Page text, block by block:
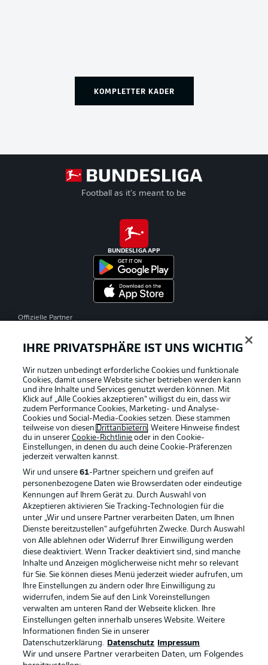
KOMPLETTER KADER
Football as it's meant to be
BUNDESLIGA APP
Offizielle Partner
Rechtliche Hinweise Voreinstellungen verwalten
Datenschutz Nutzungsbedingungen
Kontakt Jobs
Impressum Partner
Spieler Liveticker
AGB
IHRE PRIVATSPHÄRE IST UNS WICHTIG
Wir nutzen unbedingt erforderliche Cookies und funktionale
Cookies, damit unsere Website sicher betrieben werden kann
und ihre Inhalte und Services genutzt werden können. Mit
Klick auf „Alle Cookies akzeptieren“ willigst du ein, dass wir
zudem Performance Cookies, Marketing- und Analyse-
Cookies und Social-Media-Cookies setzen. Diese stammen
teilweise von diesen Drittanbietern. Weitere Hinweise findest
du in unsererCookie-Richtlinie oder in den Cookie-
Einstellungen, in denen du auch deine Cookie-Präferenzen
jederzeit verwalten kannst.
Wir und unsere61-Partner speichern und greifen auf
personenbezogene Daten wie Browserdaten oder eindeutige
Kennungen auf Ihrem Gerät zu. Durch Auswahl von
Akzeptieren aktivieren Sie Tracking-Technologien für die
unter „Wir und unsere Partner verarbeiten Daten, um Ihnen
Dienste bereitzustellen“ aufgeführten Zwecke. Durch Auswahl
von Alle ablehnen oder Widerruf Ihrer Einwilligung werden
diese deaktiviert. Wenn Tracker deaktiviert sind, sind manche
Inhalte und Anzeigen möglicherweise nicht mehr so relevant
für Sie. Sie können dieses Menü jederzeit wieder aufrufen, um
Ihre Einstellungen zu ändern oder Ihre Einwilligung zu
widerrufen, indem Sie auf den Link Voreinstellungen
verwalten am unteren Rand der Webseite klicken. Ihre
Einstellungen gelten innerhalb unseres Website. Weitere
Informationen finden Sie in unserer
Datenschutzerklärung.
Datenschutz Impressum
Wir und unsere Partner verarbeiten Daten, um Folgendes